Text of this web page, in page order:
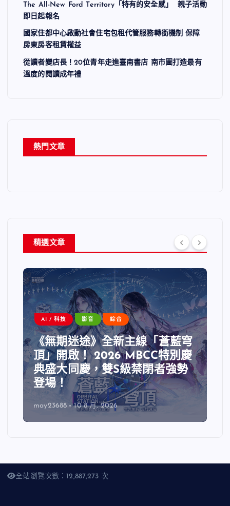
The All-New Ford Territory「特有的安全感」 親子活動
即日起報名
國家住都中心啟動社會住宅包租代管服務轉銜機制 保障
房東房客租賃權益
從讀者變店長！20位青年走進臺南書店 南市圖打造最有
溫度的閱讀成年禮
熱門文章
精選文章
AI / 科技 影音 綜合
《無期迷途》全新主線「蒼藍穹
頂」開啟！ 2026 MBCC特別慶
典盛大同慶，雙S級禁閉者強勢
登場！
may23688 10 8 月, 2026
全站瀏覽次數：12,887,273 次